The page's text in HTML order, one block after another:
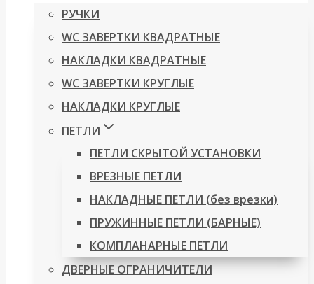
РУЧКИ
WC ЗАВЕРТКИ КВАДРАТНЫЕ
НАКЛАДКИ КВАДРАТНЫЕ
WC ЗАВЕРТКИ КРУГЛЫЕ
НАКЛАДКИ КРУГЛЫЕ
ПЕТЛИ
ПЕТЛИ СКРЫТОЙ УСТАНОВКИ
ВРЕЗНЫЕ ПЕТЛИ
НАКЛАДНЫЕ ПЕТЛИ (без врезки)
ПРУЖИННЫЕ ПЕТЛИ (БАРНЫЕ)
КОМПЛАНАРНЫЕ ПЕТЛИ
ДВЕРНЫЕ ОГРАНИЧИТЕЛИ